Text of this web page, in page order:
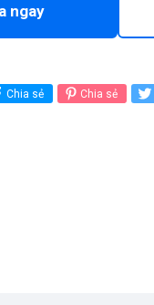
ngay
Chia sẻ Chia sẻ